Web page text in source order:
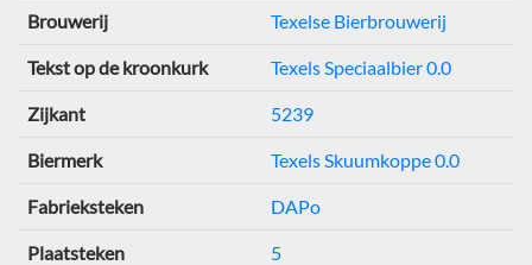
Brouwerij Texelse Bierbrouwerij
Tekst op de kroonkurk Texels Speciaalbier 0.0
Zijkant 5239
Biermerk Texels Skuumkoppe 0.0
Fabrieksteken DAPo
Plaatsteken 5